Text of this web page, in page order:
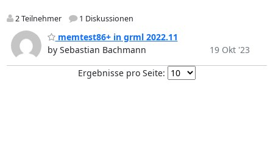
2 Teilnehmer 1 Diskussionen
memtest86+ in grml 2022.11
by Sebastian Bachmann
19 Okt '23
Ergebnisse pro Seite: